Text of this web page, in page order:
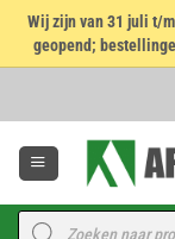
Wij zijn van 31 juli t/
geopend;
Voor
Voor
4,7
Voor
Producten
zoeken